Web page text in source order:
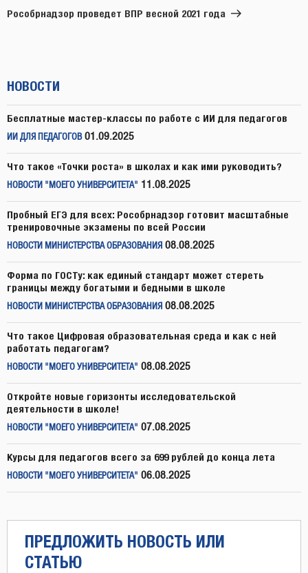
запись
Рособрнадзор проведет ВПР весной 2021 года
НОВОСТИ
Бесплатные мастер-классы по работе с ИИ для педагогов
ИИ ДЛЯ ПЕДАГОГОВ 01.09.2025
Что такое «Точки роста» в школах и как ими руководить?
НОВОСТИ "МОЕГО УНИВЕРСИТЕТА" 11.08.2025
Пробный ЕГЭ для всех: Рособрнадзор готовит масштабные
тренировочные экзамены по всей России
НОВОСТИ МИНИСТЕРСТВА ОБРАЗОВАНИЯ 08.08.2025
Форма по ГОСТу: как единый стандарт может стереть
границы между богатыми и бедными в школе
НОВОСТИ МИНИСТЕРСТВА ОБРАЗОВАНИЯ 08.08.2025
Что такое Цифровая образовательная среда и как с ней
работать педагогам?
НОВОСТИ "МОЕГО УНИВЕРСИТЕТА" 08.08.2025
Откройте новые горизонты исследовательской
деятельности в школе!
НОВОСТИ "МОЕГО УНИВЕРСИТЕТА" 07.08.2025
Курсы для педагогов всего за 699 рублей до конца лета
НОВОСТИ "МОЕГО УНИВЕРСИТЕТА" 06.08.2025
ПРЕДЛОЖИТЬ НОВОСТЬ ИЛИ
СТАТЬЮ